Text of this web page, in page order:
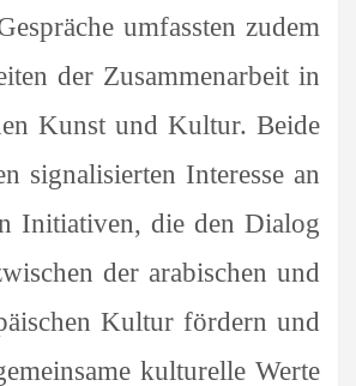
umfassten zudem
der Zusammenarbeit in
Kunst und Kultur. Beide
signalisierten Interesse an
Initiativen, die den Dialog
der arabischen und
Kultur fördern und
kulturelle Werte